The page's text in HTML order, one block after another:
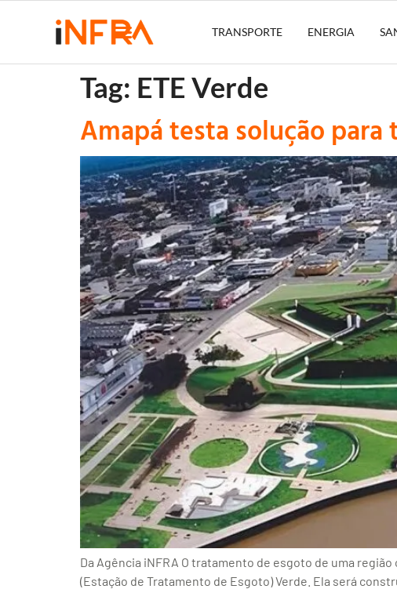
TRANSPORTE ENERGIA
Tag: ETE Verde
Amapá testa solução para
Da Agência iNFRA O tratamento de esgoto de uma
(Estação de Tratamento de Esgoto) Verde. Ela será